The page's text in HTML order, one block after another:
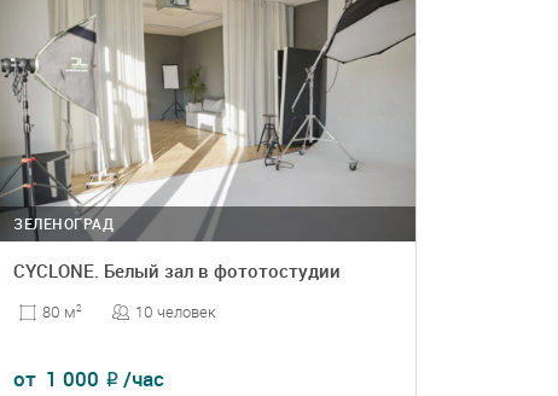
ЗЕЛЕНОГРАД
CYCLONE. Белый зал в фототостудии
80 м2 10 человек
от 1 000 ₽ /час